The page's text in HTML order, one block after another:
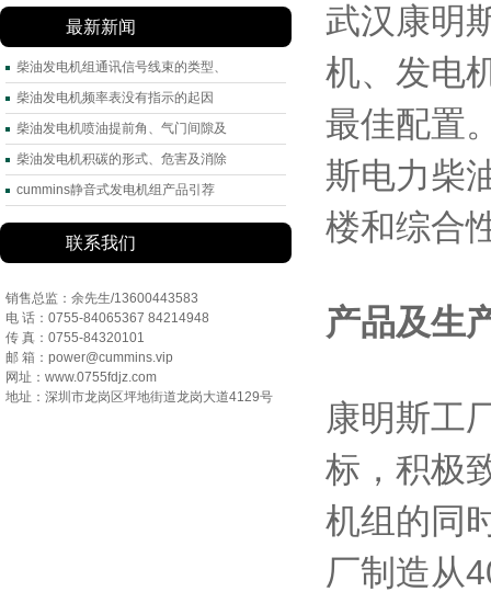
最新新闻
柴油发电机组通讯信号线束的类型、
柴油发电机频率表没有指示的起因
柴油发电机喷油提前角、气门间隙及
柴油发电机积碳的形式、危害及消除
cummins静音式发电机组产品引荐
联系我们
销售总监：余先生/13600443583
电 话：0755-84065367 84214948
传 真：0755-84320101
邮 箱：power@cummins.vip
网址：www.0755fdjz.com
地址：深圳市龙岗区坪地街道龙岗大道4129号
武汉康明
机、发电
最佳配置
斯电力柴
楼和综合
产品及生
康明斯工
标，积极
机组的同
厂制造从